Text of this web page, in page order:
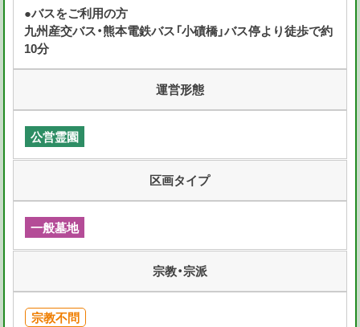
●バスをご利用の方
九州産交バス・熊本電鉄バス「小磧橋」バス停より徒歩で約
10分
運営形態
公営霊園
区画タイプ
一般墓地
宗教・宗派
宗教不問